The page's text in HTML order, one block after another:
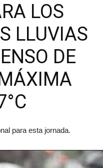
LOS
LLUVIAS
DE
para esta jornada.